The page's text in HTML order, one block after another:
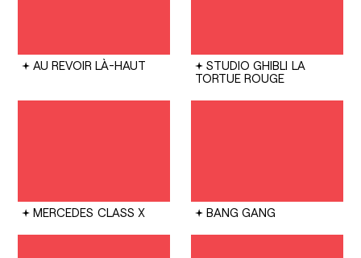
AU REVOIR LÀ-HAUT STUDIO GHIBLI LA
TORTUE ROUGE
MERCEDES CLASS X BANG GANG